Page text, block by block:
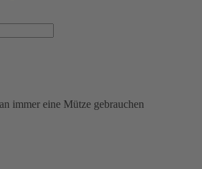
immer eine Mütze gebrauchen